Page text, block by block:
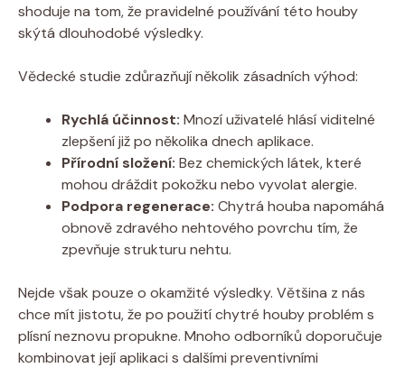
shoduje na tom, že pravidelné používání této houby
skýtá dlouhodobé výsledky.
Vědecké studie zdůrazňují několik zásadních výhod:
Rychlá účinnost: Mnozí uživatelé hlásí viditelné
zlepšení již po několika dnech aplikace.
Přírodní složení: Bez chemických látek, které
mohou dráždit pokožku nebo vyvolat alergie.
Podpora regenerace: Chytrá houba napomáhá
obnově zdravého nehtového povrchu tím, že
zpevňuje strukturu nehtu.
Nejde však pouze o okamžité výsledky. Většina z nás
chce mít jistotu, že po použití chytré houby problém s
plísní neznovu propukne. Mnoho odborníků doporučuje
kombinovat její aplikaci s dalšími preventivními